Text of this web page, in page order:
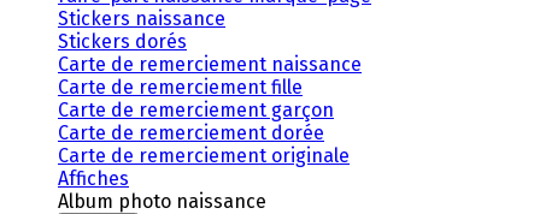
Stickers naissance
Stickers dorés
Carte de remerciement naissance
Carte de remerciement fille
Carte de remerciement garçon
Carte de remerciement dorée
Carte de remerciement originale
Affiches
Album photo naissance